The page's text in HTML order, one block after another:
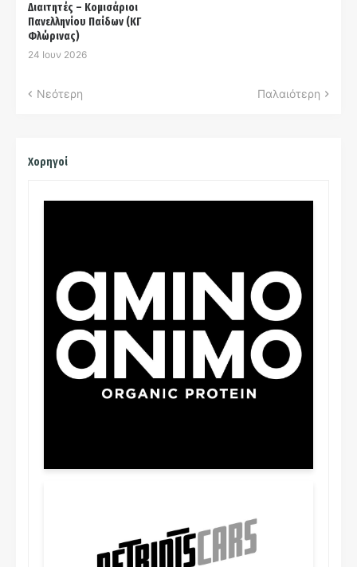
Διαιτητές – Κομισάριοι
Πανελληνίου Παίδων (ΚΓ
Φλώρινας)
24 Ιουν 2026
Νεότερη Παλαιότερη
Χορηγοί